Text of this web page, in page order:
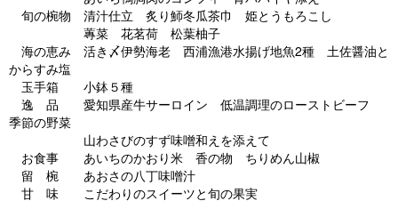
旬の椀物 清汁仕立 炙り魳冬瓜茶巾 姫とうもろこし
蓴菜 花茗荷 松葉柚子
海の恵み 活き〆伊勢海老 西浦漁港水揚げ地魚2種 土佐醤油と
からすみ塩
玉手箱 小鉢５種
逸 品 愛知県産牛サーロイン 低温調理のローストビーフ
季節の野菜
山わさびのすず味噌和えを添えて
お食事 あいちのかおり米 香の物 ちりめん山椒
留 椀 あおさの八丁味噌汁
甘 味 こだわりのスイーツと旬の果実